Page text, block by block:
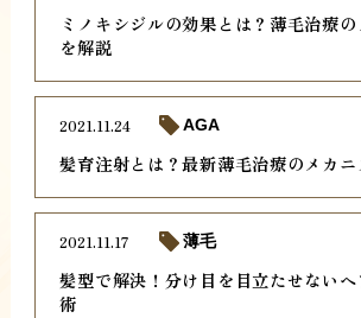
ミノキシジルの効果とは？薄毛治療の
を解説
髪育注射とは？最新薄毛治療のメカ
2021.11.24 AGA
髪型で解決！分け目を目立たせないヘ
術
2021.11.17 薄毛